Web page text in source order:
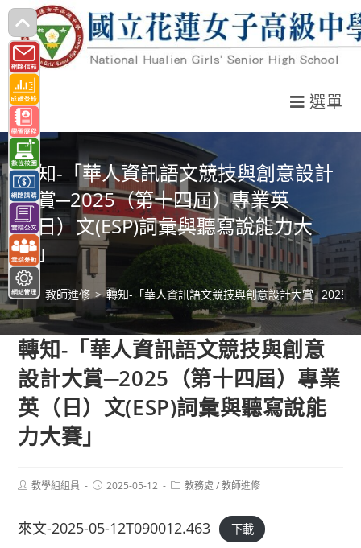
跳
轉
至
主
要
內
容
選單
轉知-「華人資訊語文競技與創意設計
大賞─2025（第十四屆）專業英
（日）文(ESP)詞彙與聽寫說能力大
賽」
> 教師進修 > 轉知-「華人資訊語文競技與創意設計大賞─2025
轉知-「華人資訊語文競技與創意
設計大賞─2025（第十四屆）專業
英（日）文(ESP)詞彙與聽寫說能
力大賽」
Post教學組組員
Post2025-05-12
Post教務處 / 教師進修
來文-2025-05-12T090012.463 下載